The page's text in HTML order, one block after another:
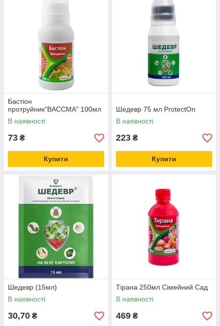
Бастіон
протруйник"ВАССМА" 100мл
В наявності
73 ₴
Купити
Шедевр 75 мл ProtectOn
В наявності
223 ₴
Купити
Шедевр (15мл)
В наявності
30,70 ₴
Тірана 250мл Сімейний Сад
В наявності
469 ₴